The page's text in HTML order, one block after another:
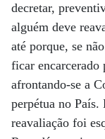
decretar,
alguém deve
até porque, se
ficar encarcerado
afrontando-se a
perpétua no País.
reavaliação foi